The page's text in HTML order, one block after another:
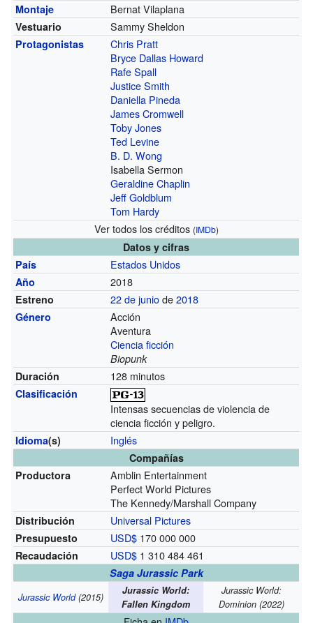
Montaje Bernat Vilaplana
Vestuario Sammy Sheldon
Protagonistas
Chris Pratt
Bryce Dallas Howard
Rafe Spall
Justice Smith
Daniella Pineda
James Cromwell
Toby Jones
Ted Levine
B. D. Wong
Isabella Sermon
Geraldine Chaplin
Jeff Goldblum
Tom Hardy
Ver todos los créditos (IMDb)
Datos y cifras
País
Estados Unidos
Año 2018
Estreno 22 de juniode2018
Género
Acción
Aventura
Ciencia ficción
Biopunk
Duración
128 minutos
Clasificación
Intensas secuencias de violencia de
ciencia ficción y peligro.
Idioma(s) Inglés
Compañías
Productora
Amblin Entertainment
Perfect World Pictures
The Kennedy/Marshall Company
Distribución Universal Pictures
Presupuesto USD$ 170 000 000
Recaudación USD$ 1 310 484 461
Saga Jurassic Park
Jurassic World(2015)
Jurassic World:
Fallen Kingdom
Jurassic World:
Dominion (2022)